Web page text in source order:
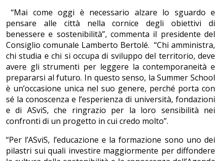
“Mai come oggi è necessario alzare lo sguardo e
pensare alle città nella cornice degli obiettivi di
benessere e sostenibilità”, commenta il presidente del
Consiglio comunale Lamberto Bertolé. “Chi amministra,
chi studia e chi si occupa di sviluppo del territorio, deve
avere gli strumenti per leggere la contemporaneità e
prepararsi al futuro. In questo senso, la Summer School
è un’occasione unica nel suo genere, perché porta con
sé la conoscenza e l’esperienza di università, fondazioni
e di ASviS, che ringrazio per la loro sensibilità nei
confronti di un progetto in cui credo molto”.
“Per l’ASviS, l’educazione e la formazione sono uno dei
pilastri sui quali investire maggiormente per diffondere